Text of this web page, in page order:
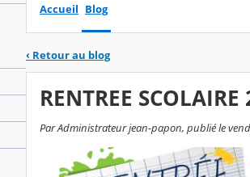
Accueil Blog
‹ Retour au blog
RENTREE SCOLAIRE
Par Administrateur jean-papon, publié le